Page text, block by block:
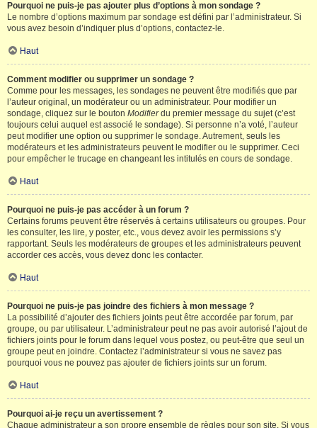
Pourquoi ne puis-je pas ajouter plus d’options à mon sondage ?
Le nombre d’options maximum par sondage est défini par l’administrateur. Si
vous avez besoin d’indiquer plus d’options, contactez-le.
Haut
Comment modifier ou supprimer un sondage ?
Comme pour les messages, les sondages ne peuvent être modifiés que par
l’auteur original, un modérateur ou un administrateur. Pour modifier un
sondage, cliquez sur le bouton Modifierdu premier message du sujet (c’est
toujours celui auquel est associé le sondage). Si personne n’a voté, l’auteur
peut modifier une option ou supprimer le sondage. Autrement, seuls les
modérateurs et les administrateurs peuvent le modifier ou le supprimer. Ceci
pour empêcher le trucage en changeant les intitulés en cours de sondage.
Haut
Pourquoi ne puis-je pas accéder à un forum ?
Certains forums peuvent être réservés à certains utilisateurs ou groupes. Pour
les consulter, les lire, y poster, etc., vous devez avoir les permissions s’y
rapportant. Seuls les modérateurs de groupes et les administrateurs peuvent
accorder ces accès, vous devez donc les contacter.
Haut
Pourquoi ne puis-je pas joindre des fichiers à mon message ?
La possibilité d’ajouter des fichiers joints peut être accordée par forum, par
groupe, ou par utilisateur. L’administrateur peut ne pas avoir autorisé l’ajout de
fichiers joints pour le forum dans lequel vous postez, ou peut-être que seul un
groupe peut en joindre. Contactez l’administrateur si vous ne savez pas
pourquoi vous ne pouvez pas ajouter de fichiers joints sur un forum.
Haut
Pourquoi ai-je reçu un avertissement ?
Chaque administrateur a son propre ensemble de règles pour son site. Si vous